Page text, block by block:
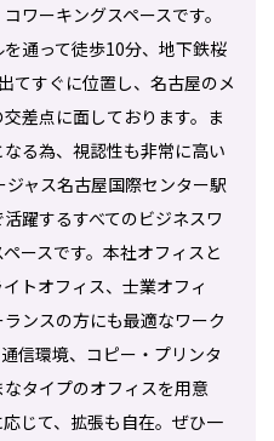
ワーキングスペースです。
通って徒歩10分、地下鉄桜
てすぐに位置し、名古屋のメ
差点に面しております。ま
る為、視認性も非常に高い
ャス名古屋国際センター駅
躍するすべてのビジネスワ
ースです。本社オフィスと
トオフィス、士業オフィ
ンスの方にも最適なワーク
信環境、コピー・プリンタ
タイプのオフィスを用意
じて、拡張も自在。ぜひ一